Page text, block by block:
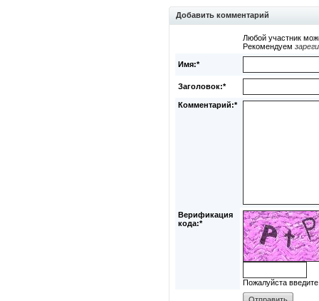
Добавить комментарий
Любой участник
Рекомендуем
Имя:*
Заголовок:*
Комментарий:*
Верификация
кода:*
Пожалуйста